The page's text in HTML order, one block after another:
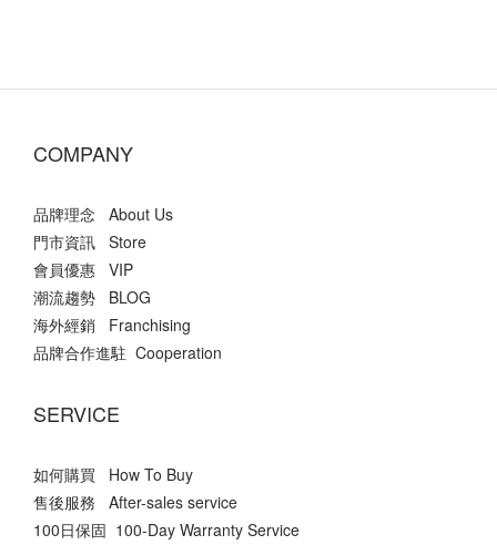
COMPANY
品牌理念 About Us
門市資訊 Store
會員優惠 VIP
潮流趨勢 BLOG
海外經銷 Franchising
品牌合作進駐 Cooperation
SERVICE
如何購買 How To Buy
售後服務 After-sales service
100日保固 100-Day Warranty Service